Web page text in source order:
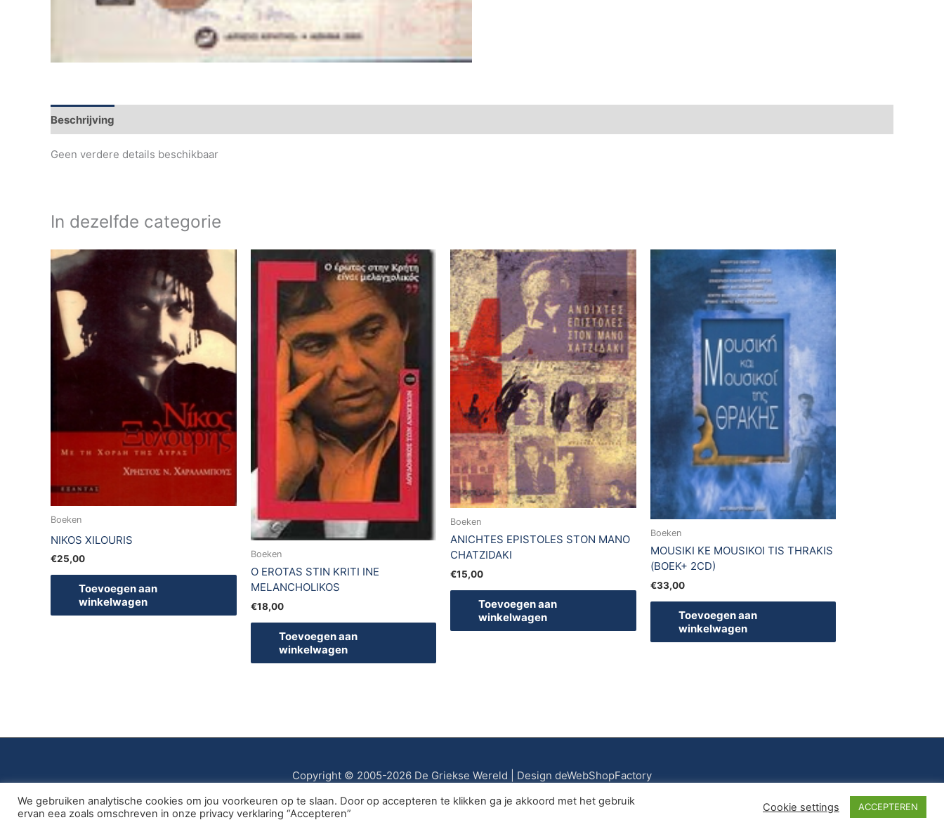
Beschrijving
Geen verdere details beschikbaar
In dezelfde categorie
Boeken
NIKOS XILOURIS
€25,00
Toevoegen aan
winkelwagen
Boeken
O EROTAS STIN KRITI INE
MELANCHOLIKOS
€18,00
Toevoegen aan
winkelwagen
Boeken
ANICHTES EPISTOLES STON MANO
CHATZIDAKI
€15,00
Toevoegen aan
winkelwagen
Boeken
MOUSIKI KE MOUSIKOI TIS THRAKIS
(BOEK+ 2CD)
€33,00
Toevoegen aan
winkelwagen
Copyright © 2005-2026 De Griekse Wereld | Design deWebShopFactory
We gebruiken analytische cookies om jou voorkeuren op te slaan. Door op accepteren te klikken ga je akkoord met het gebruik
ervan eea zoals omschreven in onze privacy verklaring “Accepteren”
Cookie settings ACCEPTEREN